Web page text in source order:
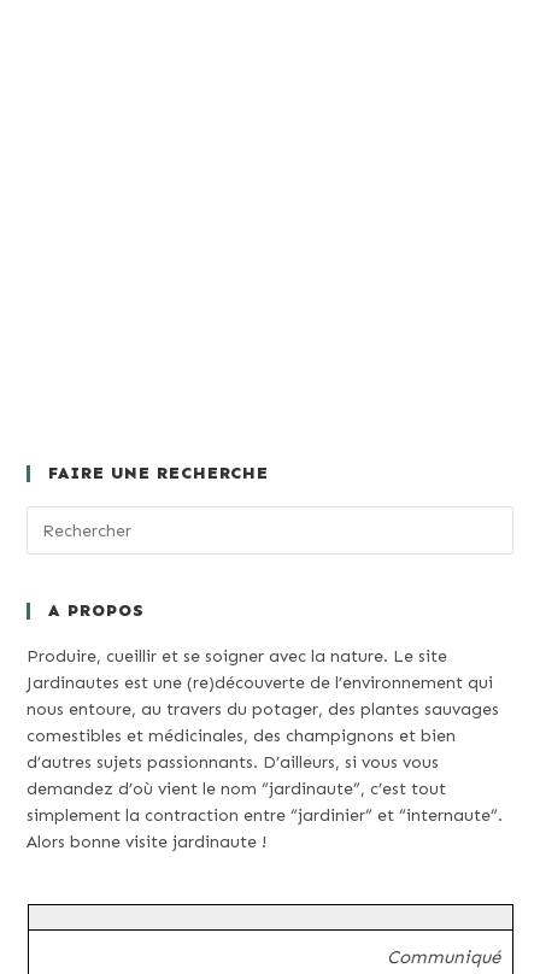
FAIRE UNE RECHERCHE
A PROPOS
Produire, cueillir et se soigner avec la nature. Le site
Jardinautes est une (re)découverte de l’environnement qui
nous entoure, au travers du potager, des plantes sauvages
comestibles et médicinales, des champignons et bien
d’autres sujets passionnants. D’ailleurs, si vous vous
demandez d’où vient le nom “jardinaute”, c’est tout
simplement la contraction entre “jardinier” et “internaute”.
Alors bonne visite jardinaute !
Communiqué